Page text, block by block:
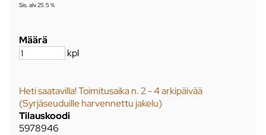
Sis. alv 25.5 %
Määrä
kpl
Heti saatavilla! Toimitusaika n. 2 - 4 arkipäivää
(Syrjäseuduille harvennettu jakelu)
Tilauskoodi
5978946